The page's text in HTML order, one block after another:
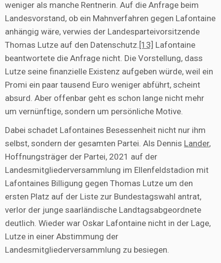
weniger als manche Rentnerin. Auf die Anfrage beim
Landesvorstand, ob ein Mahnverfahren gegen Lafontaine
anhängig wäre, verwies der Landesparteivorsitzende
Thomas Lutze auf den Datenschutz. [13] Lafontaine
beantwortete die Anfrage nicht. Die Vorstellung, dass
Lutze seine finanzielle Existenz aufgeben würde, weil ein
Promi ein paar tausend Euro weniger abführt, scheint
absurd. Aber offenbar geht es schon lange nicht mehr
um vernünftige, sondern um persönliche Motive.
Dabei schadet Lafontaines Besessenheit nicht nur ihm
selbst, sondern der gesamten Partei. Als Dennis Lander,
Hoffnungsträger der Partei, 2021 auf der
Landesmitgliederversammlung im Ellenfeldstadion mit
Lafontaines Billigung gegen Thomas Lutze um den
ersten Platz auf der Liste zur Bundestagswahl antrat,
verlor der junge saarländische Landtagsabgeordnete
deutlich. Wieder war Oskar Lafontaine nicht in der Lage,
Lutze in einer Abstimmung der
Landesmitgliederversammlung zu besiegen.